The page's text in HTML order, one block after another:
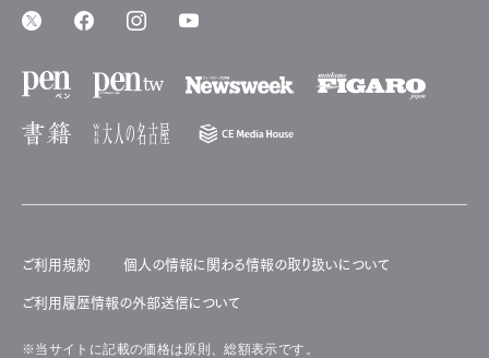
ご利用規約 個人の情報に関わる情報の取り扱いについて
ご利用履歴情報の外部送信について
※当サイトに記載の価格は原則、総額表示です。